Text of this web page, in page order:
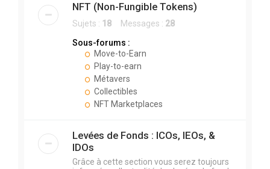
NFT (Non-Fungible Tokens)
Sujets : 18 Messages : 28
Sous-forums :
Move-to-Earn
Play-to-earn
Métavers
Collectibles
NFT Marketplaces
Levées de Fonds : ICOs, IEOs, &
IDOs
Grâce à cette section vous serez toujours